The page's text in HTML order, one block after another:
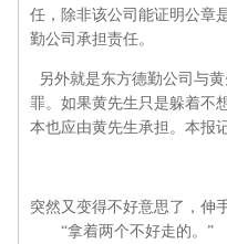
任，除非该公司能证明公章
勤公司承担责任。
另外就是东方德勤公司与
罪。如果黄先生只是躲着不
本也应由黄先生承担。本报
突然又变得不好意思了，伸
“拿着两个不好走的。”